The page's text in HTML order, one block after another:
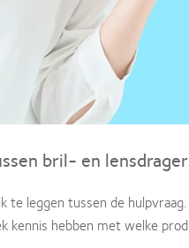
bril- en
leggen tussen de
hebben met welke